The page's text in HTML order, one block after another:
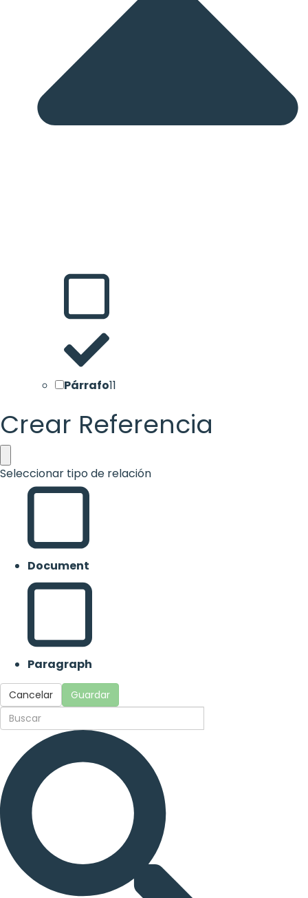
Párrafo11
Crear Referencia
Seleccionar tipo de relación
Document
Paragraph
Cancelar Guardar